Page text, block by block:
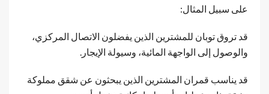
على سبيل المثال:
قد تروق توبان للمشترين الذين يفضلون الاتصال المركزي،
والوصول إلى الواجهة المائية، وسيولة الإيجار.
قد يناسب قمران المشترين الذين يبحثون عن شقق مملوكة